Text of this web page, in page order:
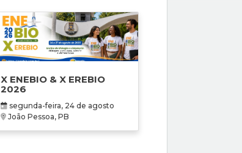
X ENEBIO & X EREBIO
2026
segunda-feira, 24 de agosto
João Pessoa, PB